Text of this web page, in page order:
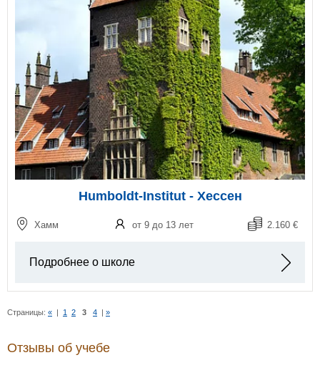
Humboldt-Institut - Хессен
Хамм от 9 до 13 лет 2.160 €
Подробнее о школе
Страницы: « | 1 2 3 4 | »
Отзывы об учебе